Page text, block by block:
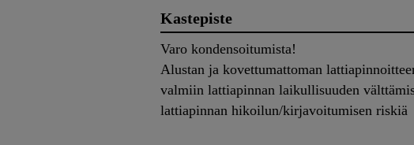
Kastepiste
Varo kondensoitumista!
Alustan ja kovettumattoman
valmiin lattiapinnan laikullisuuden
lattiapinnan hikoilun/kirjavoitumisen riskiä